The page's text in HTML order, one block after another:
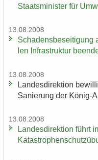
Staats­mi­nis­ter für
13.08.2008
Scha­dens­be­sei­ti­gung
len In­fra­struk­tur
13.08.2008
Lan­des­di­rek­ti­on
Sa­nie­rung der König-​
13.08.2008
Lan­des­di­rek­ti­on führt